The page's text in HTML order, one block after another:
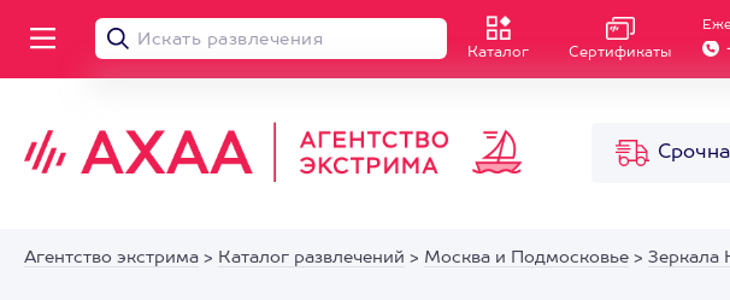
Каталог Сертификаты
Агентство экстрима > Каталог развлечений > Москва и Подмосковье > Зеркала